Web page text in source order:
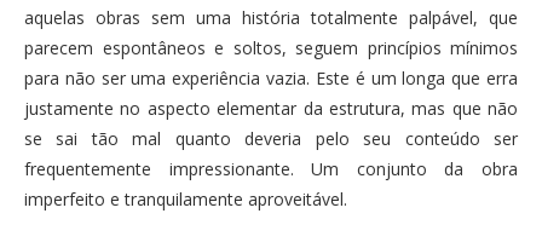
aquelas obras sem uma história totalmente palpável, que
parecem espontâneos e soltos, seguem princípios mínimos
para não ser uma experiência vazia. Este é um longa que erra
justamente no aspecto elementar da estrutura, mas que não
se sai tão mal quanto deveria pelo seu conteúdo ser
frequentemente impressionante. Um conjunto da obra
imperfeito e tranquilamente aproveitável.